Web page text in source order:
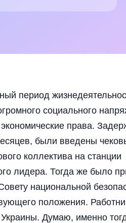
период
социального
права.
были введены
коллектива на станции
лидера. Тогда же было
национальной
положения.
Думаю, именно